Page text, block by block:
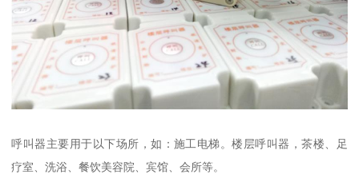
呼叫器主要用于以下场所，如：施工电梯。楼层呼叫器，茶楼、足
疗室、洗浴、餐饮美容院、宾馆、会所等。